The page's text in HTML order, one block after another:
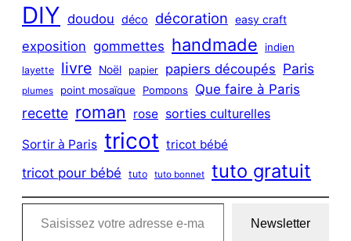
DIY doudou déco décoration easy craft
exposition gommettes handmade indien
layette livre Noël papier papiers découpés Paris
plumes point mosaïque Pompons Que faire à Paris
recette roman rose sorties culturelles
Sortir à Paris tricot tricot bébé
tricot pour bébé tuto tuto bonnet tuto gratuit
Saisissez votre adresse e-mail…
Newsletter